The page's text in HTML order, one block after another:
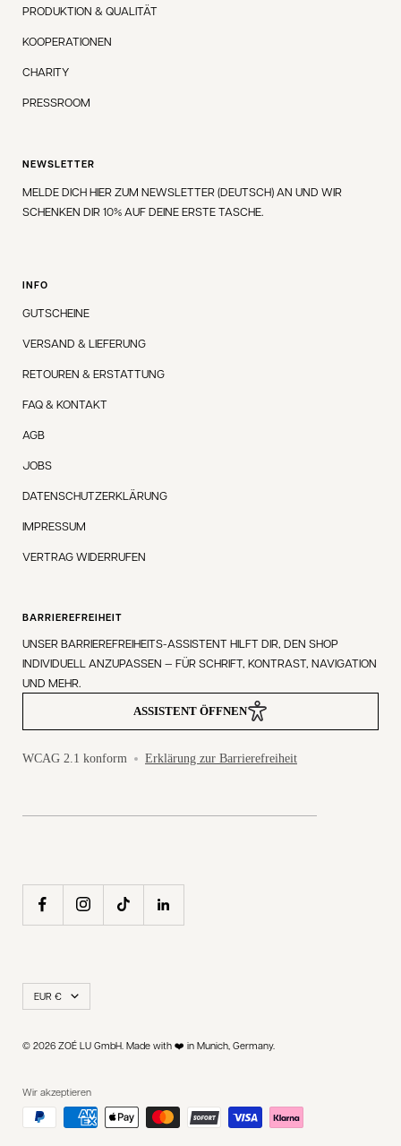
PRODUKTION & QUALITÄT
KOOPERATIONEN
CHARITY
PRESSROOM
NEWSLETTER
MELDE DICH HIER ZUM NEWSLETTER (DEUTSCH) AN UND WIR
SCHENKEN DIR 10% AUF DEINE ERSTE TASCHE.
INFO
GUTSCHEINE
VERSAND & LIEFERUNG
RETOUREN & ERSTATTUNG
FAQ & KONTAKT
AGB
JOBS
DATENSCHUTZERKLÄRUNG
IMPRESSUM
VERTRAG WIDERRUFEN
BARRIEREFREIHEIT
UNSER BARRIEREFREIHEITS-ASSISTENT HILFT DIR, DEN SHOP
INDIVIDUELL ANZUPASSEN — FÜR SCHRIFT, KONTRAST, NAVIGATION
UND MEHR.
ASSISTENT ÖFFNEN
WCAG 2.1 konform Erklärung zur Barrierefreiheit
Land/Region
EUR €
© 2026 ZOÉ LU GmbH. Made with ❤️ in Munich, Germany.
Wir akzeptieren